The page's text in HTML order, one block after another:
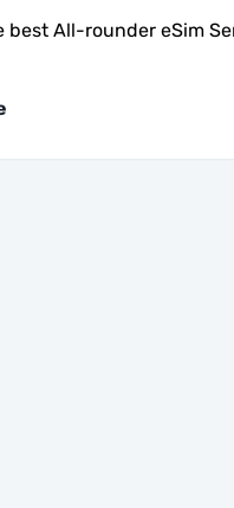
best All-rounder eSim